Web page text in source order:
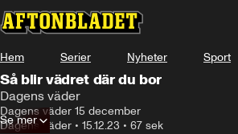
Hem Serier Nyheter Sport
Så blir vädret där du bor
Dagens väder
Dagens väder 15 december
Dagens väder • 15.12.23 • 67 sek
Se mer